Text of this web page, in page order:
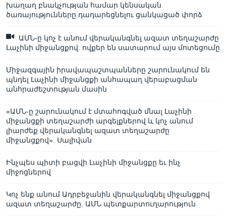
խաղաղ բնակչության համար կենսական
ծառայությունները դադարեցնելու ցանկացած փորձ
ԱՄՆ-ը կոչ է անում վերականգնել ազատ տեղաշարժը
Լաչինի միջանցքով. ովքեր են սատարում այս մոտեցումը
Միջազգային իրավապաշտպանները շարունակում են
պնդել Լաչինի միջանցքի անհապաղ վերաբացման
անհրաժեշտության մասին
«ԱՄՆ-ը շարունակում է մտահոգված մնալ Լաչինի
միջանցքի տեղաշարժի արգելքներով և կոչ անում
լիարժեք վերականգնել ազատ տեղաշարժը
միջանցքով». Սալիվան
Ինչպես պիտի բացվի Լաչինի միջանցքը եւ ինչ
միջոցներով
Կոչ ենք անում Ադրբեջանին վերականգնել միջանցքով
ազատ տեղաշարժը. ԱՄՆ պետքարտուղարություն